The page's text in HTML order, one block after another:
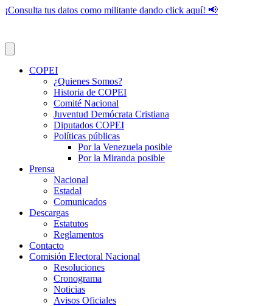
¡Consulta tus datos como militante dando click aquí! 📢
COPEI
¿Quienes Somos?
Historia de COPEI
Comité Nacional
Juventud Demócrata Cristiana
Diputados COPEI
Políticas públicas
Por la Venezuela posible
Por la Miranda posible
Prensa
Nacional
Estadal
Comunicados
Descargas
Estatutos
Reglamentos
Contacto
Comisión Electoral Nacional
Resoluciones
Cronograma
Noticias
Avisos Oficiales